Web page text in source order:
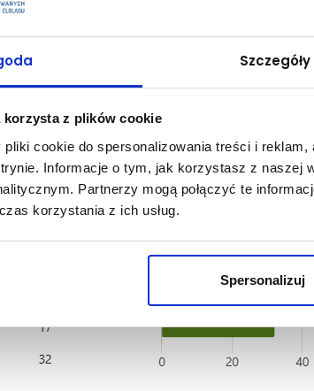
Szczegóły
korzysta z plików cookie
cookie do spersonalizowania treści i
Informacje o tym, jak korzystasz z naszej
Partnerzy mogą połączyć te
korzystania z ich usług.
Spersonalizuj
Studenckiego 2025!
w głosowaniu.